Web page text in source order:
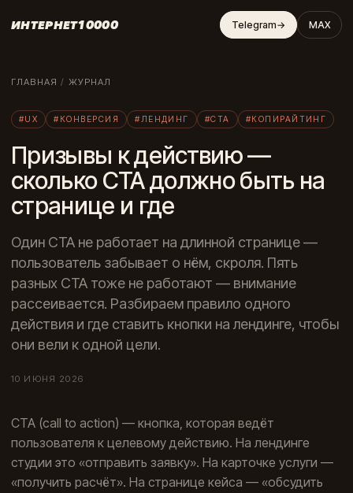
ИНТЕРНЕТ10000 Telegram→ MAX
ГЛАВНАЯ / ЖУРНАЛ
#UX #КОНВЕРСИЯ #ЛЕНДИНГ #CTA #КОПИРАЙТИНГ
Призывы к действию —
сколько CTA должно быть на
странице и где
Один CTA не работает на длинной странице —
пользователь забывает о нём, скроля. Пять
разных CTA тоже не работают — внимание
рассеивается. Разбираем правило одного
действия и где ставить кнопки на лендинге, чтобы
они вели к одной цели.
10 ИЮНЯ 2026
CTA (call to action) — кнопка, которая ведёт
пользователя к целевому действию. На лендинге
студии это «отправить заявку». На карточке услуги —
«получить расчёт». На странице кейса — «обсудить